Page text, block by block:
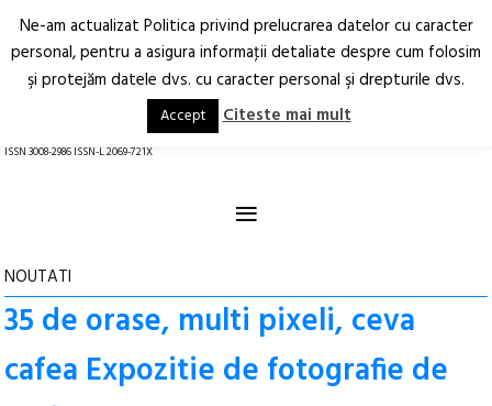
Arhitectură.
Oraș.
RO EN
ISSN 3008-2986 ISSN-L 2069-721X
≡
NOUTATI
35 de orase, multi pixeli, ceva
cafea Expozitie de fotografie de
Ne-am actualizat Politica privind prelucrarea datelor cu caracter
personal, pentru a asigura informaţii detaliate despre cum folosim
şi protejăm datele dvs. cu caracter personal şi drepturile dvs.
Accept Citeste mai mult